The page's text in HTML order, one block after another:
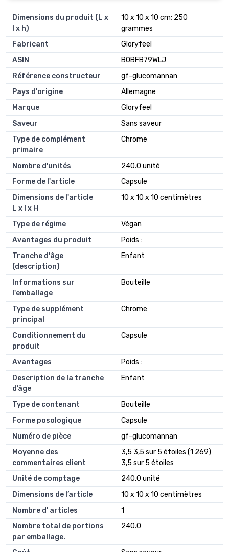
Dimensions du produit (L x
l x h)
10 x 10 x 10 cm; 250
grammes
Fabricant
Gloryfeel
ASIN
B0BFB79WLJ
Référence constructeur
gf-glucomannan
Pays d'origine
Allemagne
Marque
Gloryfeel
Saveur
Sans saveur
Type de complément
primaire
Chrome
Nombre d'unités
240.0 unité
Forme de l'article
Capsule
Dimensions de l'article
L x l x H
10 x 10 x 10 centimètres
Type de régime
Végan
Avantages du produit
Poids :
Tranche d'âge
(description)
Enfant
Informations sur
l'emballage
Bouteille
Type de supplément
principal
Chrome
Conditionnement du
produit
Capsule
Avantages
Poids :
Description de la tranche
d’âge
Enfant
Type de contenant
Bouteille
Forme posologique
Capsule
Numéro de pièce
gf-glucomannan
Moyenne des
commentaires client
3,5 3,5 sur 5 étoiles (1 269)
3,5 sur 5 étoiles
Unité de comptage
240.0 unité
Dimensions de l’article
10 x 10 x 10 centimètres
Nombre d' articles
1
Nombre total de portions
par emballage.
240.0